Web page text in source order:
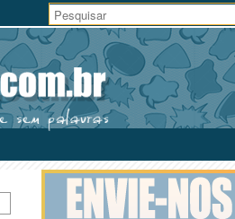
Área
do
Usuário